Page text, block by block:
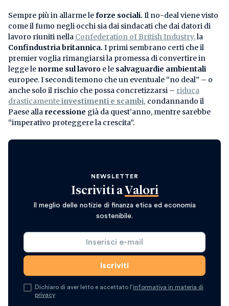
Sempre più in allarme leforze sociali. Il no-deal viene visto
come il fumo negli occhi sia dai sindacati che dai datori di
lavoro riuniti nella Confederation of British Industry,la
Confindustria britannica. I primi sembrano certi che il
premier voglia rimangiarsi la promessa di convertire in
legge le norme sul lavoro e le salvaguardie ambientali
europee. I secondi temono che un eventuale “no deal” – o
anche solo il rischio che possa concretizzarsi – riduca
drasticamenteinvestimenti e scambi, condannando il
Paese alla recessione già da quest’anno, mentre sarebbe
“imperativo proteggere la crescita”.
NEWSLETTER
Iscriviti a Valori
Il meglio delle notizie di finanza etica ed economia
sostenibile.
Dichiaro di aver letto e accettato l’informativa in materia di
privacy